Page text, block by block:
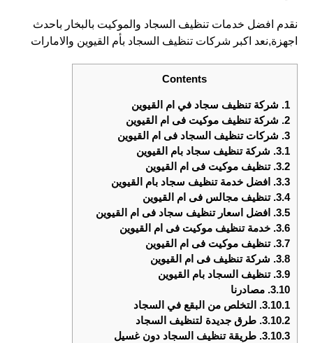
نقدم افضل خدمات تنظيف السجاد والموكيت بالبخار باحدث
اجهزة,نعد اكبر شركات تنظيف السجاد بأم القيوين والامارات
Contents
1. شركة تنظيف سجاد في ام القيوين
2. شركة تنظيف موكيت فى ام القيوين
3. شركات تنظيف السجاد فى ام القيوين
3.1. شركة تنظيف سجاد بام القيوين
3.2. تنظيف موكيت فى ام القيوين
3.3.
افضل خدمة تنظيف سجاد بام القيوين
3.4. تنظيف مجالس فى ام القيوين
3.5.
افضل اسعار تنظيف سجاد فى ام القيوين
3.6. خدمة تنظيف موكيت فى ام القيوين
3.7. تنظيف موكيت فى ام القيوين
3.8. شركة تنظيف فى ام القيوين
3.9. تنظيف السجاد بام القيوين
3.10. مصادرنا
3.10.1.
التخلص من البقع في السجاد
3.10.2. طرق جديدة لتنظيف السجاد
3.10.3. طريقة تنظيف السجاد دون غسيل